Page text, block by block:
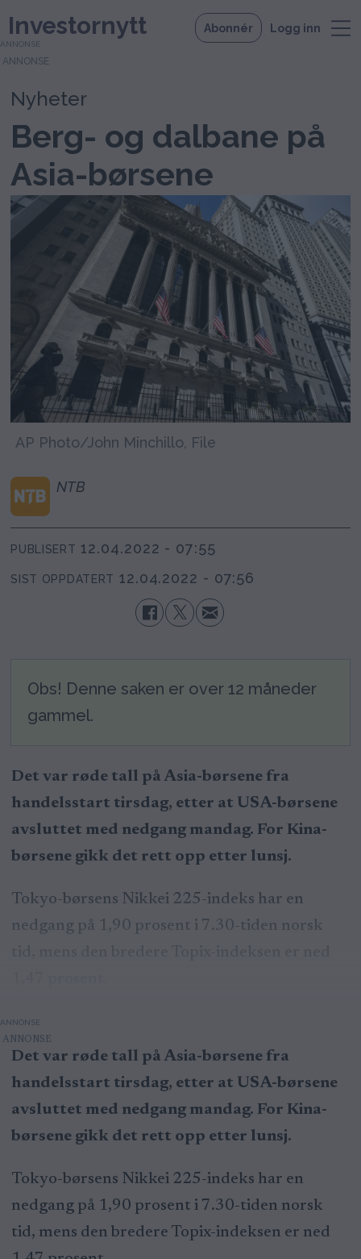
Investornytt Abonnér Logg inn
ANNONSE
Nyheter
Berg- og dalbane på
Asia-børsene
AP Photo/John Minchillo, File
NTB
PUBLISERT 12.04.2022 - 07:55
SIST OPPDATERT 12.04.2022 - 07:56
Obs! Denne saken er over 12 måneder
gammel.
Det var røde tall på Asia-børsene fra
handelsstart tirsdag, etter at USA-børsene
avsluttet med nedgang mandag. For Kina-
børsene gikk det rett opp etter lunsj.
Tokyo-børsens Nikkei 225-indeks har en
nedgang på 1,90 prosent i 7.30-tiden norsk
ANNONSE
Det var røde tall på Asia-børsene fra
handelsstart tirsdag, etter at USA-børsene
avsluttet med nedgang mandag. For Kina-
børsene gikk det rett opp etter lunsj.
Tokyo-børsens Nikkei 225-indeks har en
nedgang på 1,90 prosent i 7.30-tiden norsk
tid, mens den bredere Topix-indeksen er ned